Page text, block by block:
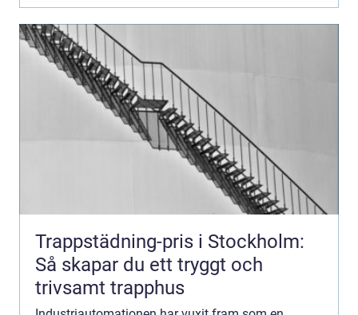
Trappstädning-pris i Stockholm:
Så skapar du ett tryggt och
trivsamt trapphus